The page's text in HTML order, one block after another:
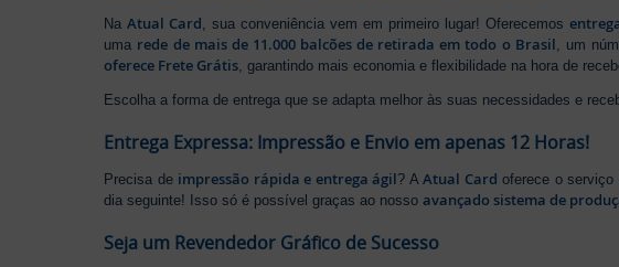
NaAtual Card , sua conveniência vem em primeiro lugar! Oferecemos
uma rede de mais de 11.000 balcões de retirada em todo o Brasil , um
oferece Frete Grátis , garantindo mais economia e flexibilidade na hora de
Escolha a forma de entrega que se adapta melhor às suas necessidades e
Entrega Expressa: Impressão e Envio em apenas 12 Horas!
Precisa de impressão rápida e entrega ágil? AAtual Card oferece o serviço
dia seguinte! Isso só é possível graças ao nossoavançado sistema de
Seja um Revendedor Gráfico de Sucesso